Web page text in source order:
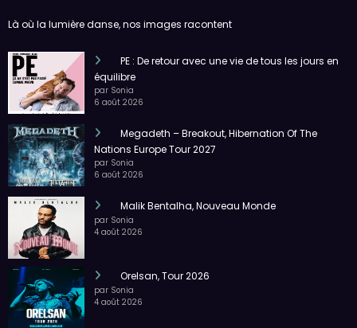
Là où la lumière danse, nos images racontent
PE : De retour avec une vie de tous les jours en
équilibre
par Sonia
6 août 2026
Megadeth – Breakout, Hibernation Of The
Nations Europe Tour 2027
par Sonia
6 août 2026
Malik Bentalha, Nouveau Monde
par Sonia
4 août 2026
Orelsan, Tour 2026
par Sonia
4 août 2026